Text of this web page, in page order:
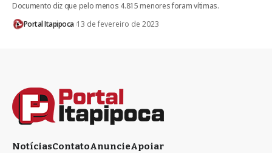
Documento diz que pelo menos 4.815 menores foram vítimas.
Portal Itapipoca 13 de fevereiro de 2023
NotíciasContatoAnuncieApoiar